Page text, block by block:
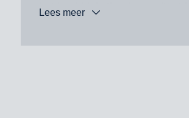
het inmiddels tiende resultaat
Lees meer